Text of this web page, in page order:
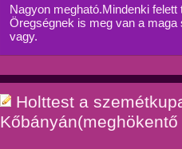
Nagyon megható.Mindenki
Öregségnek is meg van a
vagy.
Holttest a